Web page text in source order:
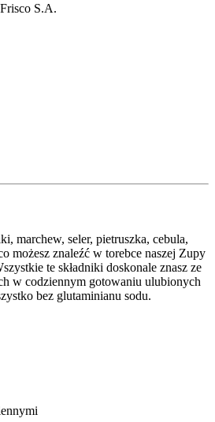
S.A.
marchew, seler, pietruszka, cebula,
możesz znaleźć w torebce naszej Zupy
te składniki doskonale znasz ze
w codziennym gotowaniu ulubionych
bez glutaminianu sodu.